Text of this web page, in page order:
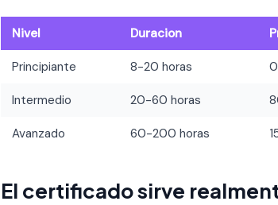
Nivel Duracion
Principiante 8-20 horas
Intermedio 20-60 horas
Avanzado 60-200 horas
El certificado sirve